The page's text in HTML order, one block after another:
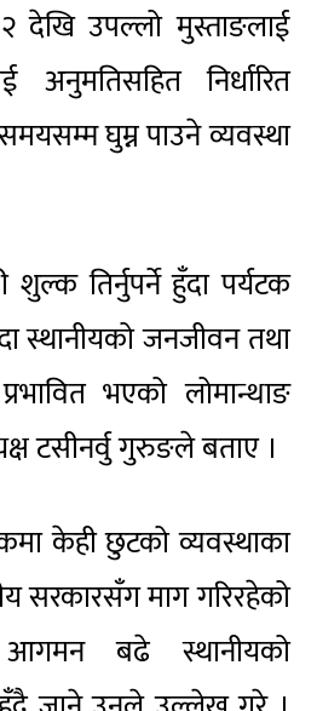
देखि उपल्लो मुस्ताङलाई
अनुमतिसहित निर्धारित
घुम्न पाउने व्यवस्था
शुल्क तिर्नुपर्ने हुँदा पर्यटक
जनजीवन तथा
भएको लोमान्थाङ
टसीनर्वु गुरुङले बताए ।
केही छुटको व्यवस्थाका
सरकारसँग माग गरिरहेको
बढे स्थानीयको